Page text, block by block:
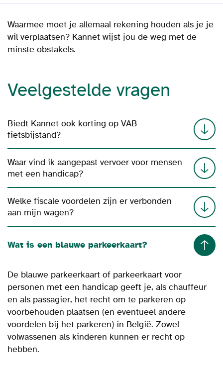
Waarmee moet je allemaal rekening houden als je je
wil verplaatsen? Kannet wijst jou de weg met de
minste obstakels.
Veelgestelde vragen
Biedt Kannet ook korting op VAB
fietsbijstand?
Waar vind ik aangepast vervoer voor mensen
met een handicap?
Welke fiscale voordelen zijn er verbonden
aan mijn wagen?
Wat is een blauwe parkeerkaart?
De blauwe parkeerkaart of parkeerkaart voor
personen met een handicap geeft je, als chauffeur
en als passagier, het recht om te parkeren op
voorbehouden plaatsen (en eventueel andere
voordelen bij het parkeren) in België. Zowel
volwassenen als kinderen kunnen er recht op
hebben.